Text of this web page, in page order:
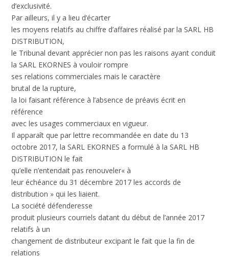
d’exclusivité.
Par ailleurs, il y a lieu d’écarter
les moyens relatifs au chiffre d’affaires réalisé par la SARL HB
DISTRIBUTION,
le Tribunal devant apprécier non pas les raisons ayant conduit
la SARL EKORNES à vouloir rompre
ses relations commerciales mais le caractère
brutal de la rupture,
la loi faisant référence à l’absence de préavis écrit en
référence
avec les usages commerciaux en vigueur.
Il apparaît que par lettre recommandée en date du 13
octobre 2017, la SARL EKORNES a formulé à la SARL HB
DISTRIBUTION le fait
qu’elle n’entendait pas renouveler« à
leur échéance du 31 décembre 2017 les accords de
distribution » qui les liaient.
La société défenderesse
produit plusieurs courriels datant du début de l’année 2017
relatifs à un
changement de distributeur excipant le fait que la fin de
relations